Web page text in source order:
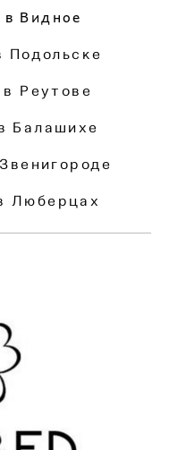
Видное
Подольске
Реутове
Балашихе
Люберцах